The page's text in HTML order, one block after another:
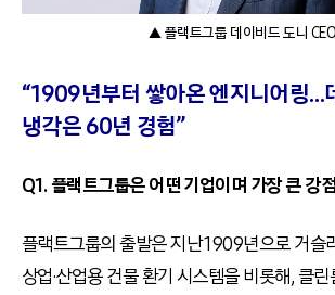
▲ 플랙트그룹 데이비드 도니 CEO
“1909년부터 쌓아온 엔지니어링…
냉각은 60년 경험”
Q1. 플랙트그룹은 어떤 기업이며 가장 큰 강
플랙트그룹의 출발은 지난 1909년으로 거슬
상업·산업용 건물 환기 시스템을 비롯해, 클